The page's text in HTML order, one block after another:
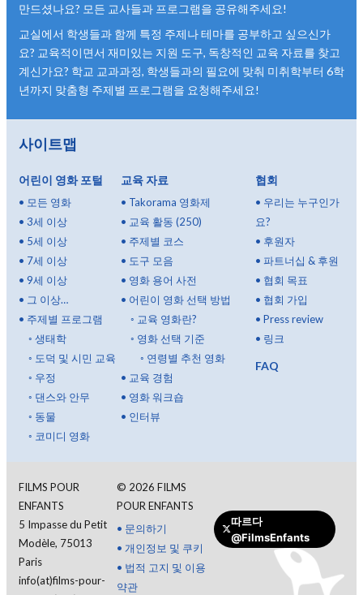
만드셨나요? 모든 교사들과 프로그램을 공유해주세요!
교실에서 학생들과 함께 특정 주제나 테마를 공부하고 싶으신가
요? 교육적이면서 재미있는 지원 도구, 독창적인 교육 자료를 찾고
계신가요? 학교 교과과정, 학생들과의 필요에 맞춰 미취학부터 6학
년까지 맞춤형 주제별 프로그램을 요청해주세요!
사이트맵
어린이 영화 포털
• 모든 영화
• 3세 이상
• 5세 이상
• 7세 이상
• 9세 이상
• 그 이상…
• 주제별 프로그램
◦ 생태학
◦ 도덕 및 시민 교육
◦ 우정
◦ 댄스와 안무
◦ 동물
◦ 코미디 영화
교육 자료
• Takorama 영화제
• 교육 활동 (250)
• 주제별 코스
• 도구 모음
• 영화 용어 사전
• 어린이 영화 선택 방법
◦ 교육 영화란?
◦ 영화 선택 기준
◦ 연령별 추천 영화
• 교육 경험
• 영화 워크숍
• 인터뷰
협회
• 우리는 누구인가
요?
• 후원자
•파트너십 & 후원
• 협회 목표
• 협회 가입
•Press review
• 링크
FAQ
FILMS POUR
ENFANTS
5 Impasse du Petit
Modèle, 75013
Paris
info(at)films-pour-
© 2026 FILMS
POUR ENFANTS
• 문의하기
• 개인정보 및 쿠키
• 법적 고지 및 이용
약관
따르다
@FilmsEnfants